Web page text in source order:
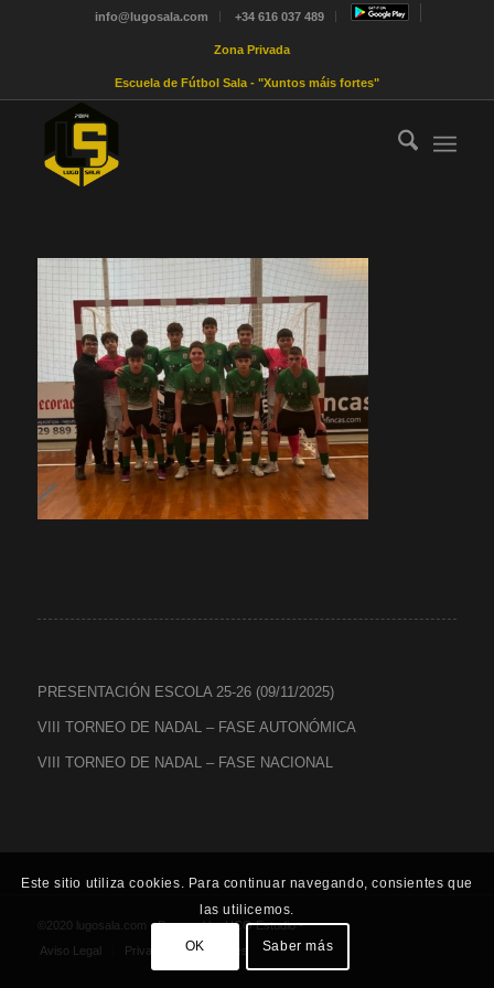
info@lugosala.com +34 616 037 489
Zona Privada
Escuela de Fútbol Sala - "Xuntos máis fortes"
PRESENTACIÓN ESCOLA 25-26 (09/11/2025)
VIII TORNEO DE NADAL – FASE AUTONÓMICA
VIII TORNEO DE NADAL – FASE NACIONAL
©2020 lugosala.com - Powered byHCO Estudio-
Aviso Legal
Privacidad Cookies
Este sitio utiliza cookies. Para continuar navegando, consientes que
las utilicemos.
OK Saber más